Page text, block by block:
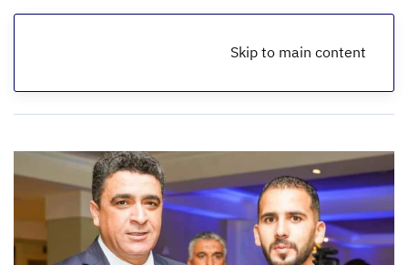
Skip to main content
الرئيسية